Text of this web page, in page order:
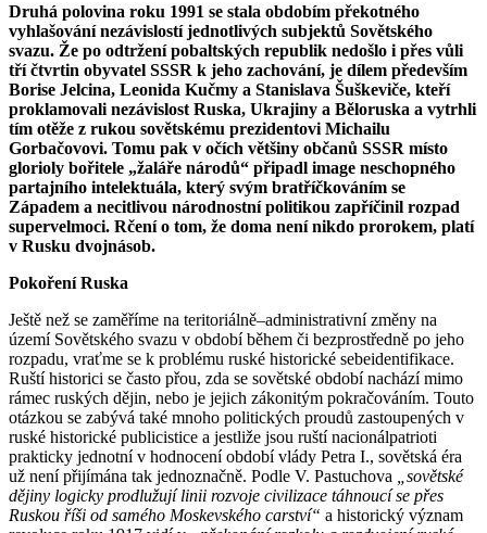
Druhá polovina roku 1991 se stala obdobím překotného
vyhlašování nezávislostí jednotlivých subjektů Sovětského
svazu. Že po odtržení pobaltských republik nedošlo i přes vůli
tří čtvrtin obyvatel SSSR k jeho zachování, je dílem především
Borise Jelcina, Leonida Kučmy a Stanislava Šuškeviče, kteří
proklamovali nezávislost Ruska, Ukrajiny a Běloruska a vytrhli
tím otěže z rukou sovětskému prezidentovi Michailu
Gorbačovovi. Tomu pak v očích většiny občanů SSSR místo
glorioly bořitele „žaláře národů“ připadl image neschopného
partajního intelektuála, který svým bratříčkováním se
Západem a necitlivou národnostní politikou zapříčinil rozpad
supervelmoci. Rčení o tom, že doma není nikdo prorokem, platí
v Rusku dvojnásob.
Pokoření Ruska
Ještě než se zaměříme na teritoriálně–administrativní změny na
území Sovětského svazu v období během či bezprostředně po jeho
rozpadu, vraťme se k problému ruské historické sebeidentifikace.
Ruští historici se často přou, zda se sovětské období nachází mimo
rámec ruských dějin, nebo je jejich zákonitým pokračováním. Touto
otázkou se zabývá také mnoho politických proudů zastoupených v
ruské historické publicistice a jestliže jsou ruští nacionálpatrioti
prakticky jednotní v hodnocení období vlády Petra I., sovětská éra
už není přijímána tak jednoznačně. Podle V. Pastuchova
„sovětské
dějiny logicky prodlužují linii rozvoje civilizace táhnoucí se přes
Ruskou říši od samého Moskevského carství“ a historický význam